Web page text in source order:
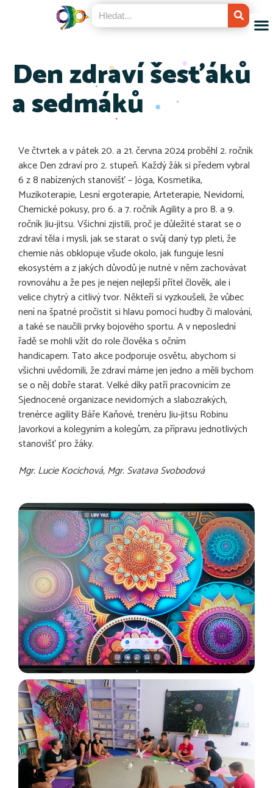
Den zdraví šesťáků
a sedmáků
Ve čtvrtek a v pátek 20. a 21. června 2024 proběhl 2. ročník
akce Den zdraví pro 2. stupeň. Každý žák si předem vybral
6 z 8 nabízených stanovišť – Jóga, Kosmetika,
Muzikoterapie, Lesní ergoterapie, Arteterapie, Nevidomí,
Chemické pokusy, pro 6. a 7. ročník Agility a pro 8. a 9.
ročník Jiu-jitsu. Všichni zjistili, proč je důležité starat se o
zdraví těla i mysli, jak se starat o svůj daný typ pleti, že
chemie nás obklopuje všude okolo, jak funguje lesní
ekosystém a z jakých důvodů je nutné v něm zachovávat
rovnováhu a že pes je nejen nejlepší přítel člověk, ale i
velice chytrý a citlivý tvor. Někteří si vyzkoušeli, že vůbec
není na špatné pročistit si hlavu pomocí hudby či malování,
a také se naučili prvky bojového sportu. A v neposlední
řadě se mohli vžít do role člověka s očním
handicapem. Tato akce podporuje osvětu, abychom si
všichni uvědomili, že zdraví máme jen jedno a měli bychom
se o něj dobře starat. Velké díky patří pracovnicím ze
Sjednocené organizace nevidomých a slabozrakých,
trenérce agility Báře Kaňové, trenéru Jiu-jitsu Robinu
Javorkovi a kolegyním a kolegům, za přípravu jednotlivých
stanovišť pro žáky.
Mgr. Lucie Kocichová, Mgr. Svatava Svobodová